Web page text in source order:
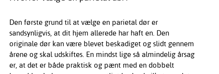
Den første grund til at vælge en parietal dør er
sandsynligvis, at dit hjem allerede har haft en. Den
originale dør kan være blevet beskadiget og slidt gennem
årene og skal udskiftes. En mindst lige så almindelig årsag
er, at det er både praktisk og pænt med en dobbelt